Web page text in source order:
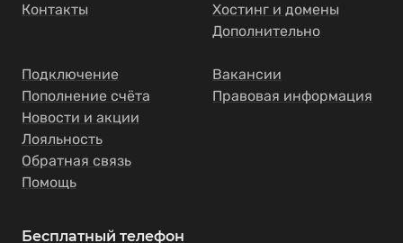
Контакты
Хостинг и домены
Дополнительно
Подключение
Пополнение счёта
Новости и акции
Лояльность
Обратная связь
Помощь
Вакансии
Правовая информация
Бесплатный телефон